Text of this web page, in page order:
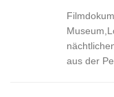
aus der